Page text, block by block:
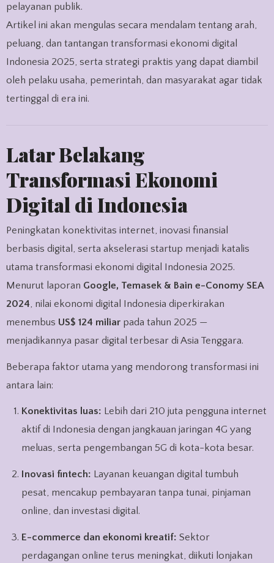
pelayanan publik.
Artikel ini akan mengulas secara mendalam tentang arah,
peluang, dan tantangan transformasi ekonomi digital
Indonesia 2025, serta strategi praktis yang dapat diambil
oleh pelaku usaha, pemerintah, dan masyarakat agar tidak
tertinggal di era ini.
Latar Belakang
Transformasi Ekonomi
Digital di Indonesia
Peningkatan konektivitas internet, inovasi finansial
berbasis digital, serta akselerasi startup menjadi katalis
utama transformasi ekonomi digital Indonesia 2025.
Menurut laporan Google, Temasek & Bain e-Conomy SEA
2024, nilai ekonomi digital Indonesia diperkirakan
menembus US$ 124 miliarpada tahun 2025 —
menjadikannya pasar digital terbesar di Asia Tenggara.
Beberapa faktor utama yang mendorong transformasi ini
antara lain:
Konektivitas luas: Lebih dari 210 juta pengguna internet
aktif di Indonesia dengan jangkauan jaringan 4G yang
meluas, serta pengembangan 5G di kota-kota besar.
Inovasi fintech: Layanan keuangan digital tumbuh
pesat, mencakup pembayaran tanpa tunai, pinjaman
online, dan investasi digital.
E-commerce dan ekonomi kreatif: Sektor
perdagangan online terus meningkat, diikuti lonjakan